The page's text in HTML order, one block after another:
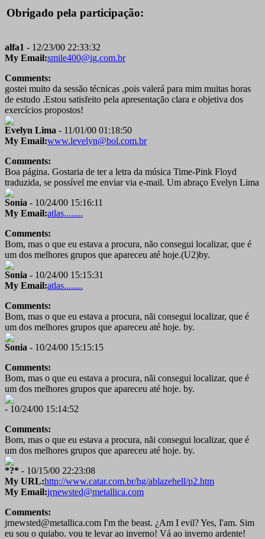
Obrigado pela participação:
alfa1 - 12/23/00 22:33:32
My Email:smile400@ig.com.br
Comments:
gostei muito da sessão técnicas ,pois valerá para mim muitas horas
de estudo .Estou satisfeito pela apresentação clara e objetiva dos
exercícios propostos!
Evelyn Lima - 11/01/00 01:18:50
My Email:www.levelyn@bol.com.br
Comments:
Boa página. Gostaria de ter a letra da música Time-Pink Floyd
traduzida, se possível me enviar via e-mail. Um abraço Evelyn Lima
Sonia - 10/24/00 15:16:11
My Email:atlas........
Comments:
Bom, mas o que eu estava a procura, não consegui localizar, que é
um dos melhores grupos que apareceu até hoje.(U2)by.
Sonia - 10/24/00 15:15:31
My Email:atlas........
Comments:
Bom, mas o que eu estava a procura, nãi consegui localizar, que é
um dos melhores grupos que apareceu até hoje. by.
Sonia - 10/24/00 15:15:15
Comments:
Bom, mas o que eu estava a procura, nãi consegui localizar, que é
um dos melhores grupos que apareceu até hoje. by.
- 10/24/00 15:14:52
Comments:
Bom, mas o que eu estava a procura, nãi consegui localizar, que é
um dos melhores grupos que apareceu até hoje. by.
*?* - 10/15/00 22:23:08
My URL:http://www.catar.com.br/hg/ablazehell/p2.htm
My Email:jrnewsted@metallica.com
Comments:
jrnewsted@metallica.com I'm the beast. ¿Am I evil? Yes, I'am. Sim
eu sou o quiabo. vou te levar ao inverno! Vá ao inverno ardente!